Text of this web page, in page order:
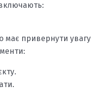
має привернути увагу